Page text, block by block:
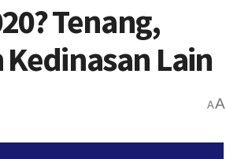
Tenang,
Lain
AA